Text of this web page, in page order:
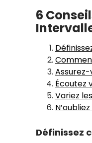
6
Écoutez
Variez
Définissez